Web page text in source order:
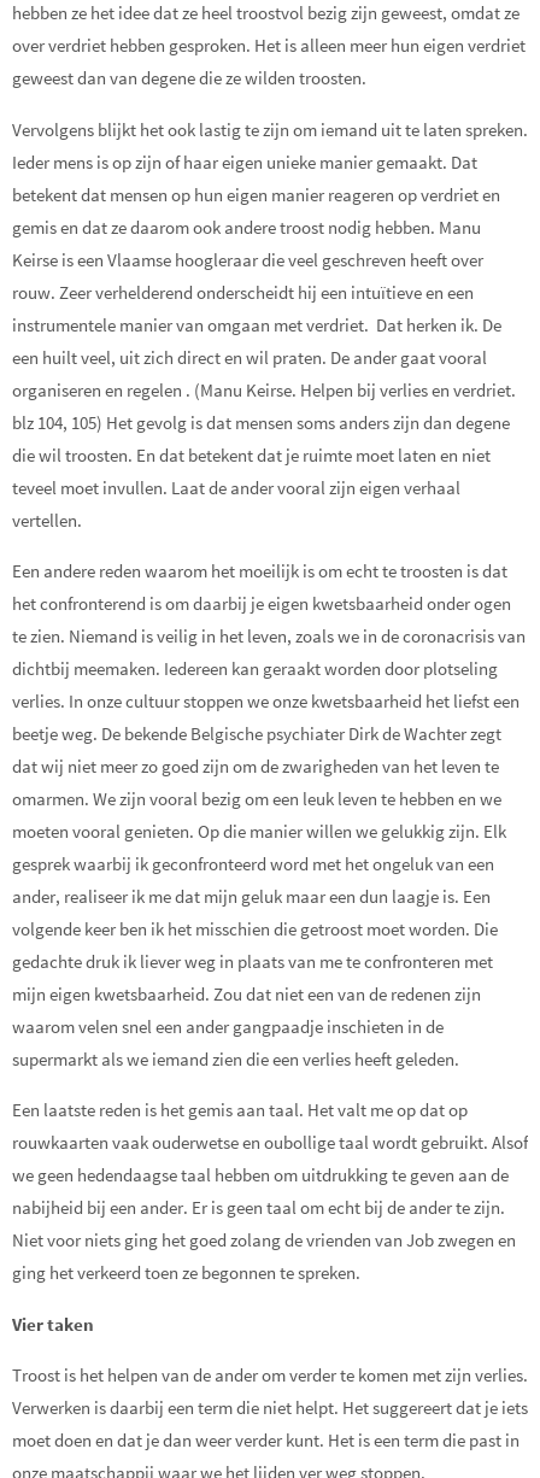
hebben ze het idee dat ze heel troostvol bezig zijn geweest, omdat ze
over verdriet hebben gesproken. Het is alleen meer hun eigen verdriet
geweest dan van degene die ze wilden troosten.
Vervolgens blijkt het ook lastig te zijn om iemand uit te laten spreken.
Ieder mens is op zijn of haar eigen unieke manier gemaakt. Dat
betekent dat mensen op hun eigen manier reageren op verdriet en
gemis en dat ze daarom ook andere troost nodig hebben. Manu
Keirse is een Vlaamse hoogleraar die veel geschreven heeft over
rouw. Zeer verhelderend onderscheidt hij een intuïtieve en een
instrumentele manier van omgaan met verdriet. Dat herken ik. De
een huilt veel, uit zich direct en wil praten. De ander gaat vooral
organiseren en regelen . (Manu Keirse. Helpen bij verlies en verdriet.
blz 104, 105) Het gevolg is dat mensen soms anders zijn dan degene
die wil troosten. En dat betekent dat je ruimte moet laten en niet
teveel moet invullen. Laat de ander vooral zijn eigen verhaal
vertellen.
Een andere reden waarom het moeilijk is om echt te troosten is dat
het confronterend is om daarbij je eigen kwetsbaarheid onder ogen
te zien. Niemand is veilig in het leven, zoals we in de coronacrisis van
dichtbij meemaken. Iedereen kan geraakt worden door plotseling
verlies. In onze cultuur stoppen we onze kwetsbaarheid het liefst een
beetje weg. De bekende Belgische psychiater Dirk de Wachter zegt
dat wij niet meer zo goed zijn om de zwarigheden van het leven te
omarmen. We zijn vooral bezig om een leuk leven te hebben en we
moeten vooral genieten. Op die manier willen we gelukkig zijn. Elk
gesprek waarbij ik geconfronteerd word met het ongeluk van een
ander, realiseer ik me dat mijn geluk maar een dun laagje is. Een
volgende keer ben ik het misschien die getroost moet worden. Die
gedachte druk ik liever weg in plaats van me te confronteren met
mijn eigen kwetsbaarheid. Zou dat niet een van de redenen zijn
waarom velen snel een ander gangpaadje inschieten in de
supermarkt als we iemand zien die een verlies heeft geleden.
Een laatste reden is het gemis aan taal. Het valt me op dat op
rouwkaarten vaak ouderwetse en oubollige taal wordt gebruikt. Alsof
we geen hedendaagse taal hebben om uitdrukking te geven aan de
nabijheid bij een ander. Er is geen taal om echt bij de ander te zijn.
Niet voor niets ging het goed zolang de vrienden van Job zwegen en
ging het verkeerd toen ze begonnen te spreken.
Vier taken
Troost is het helpen van de ander om verder te komen met zijn verlies.
Verwerken is daarbij een term die niet helpt. Het suggereert dat je iets
moet doen en dat je dan weer verder kunt. Het is een term die past in
onze maatschappij waar we het lijden ver weg stoppen.